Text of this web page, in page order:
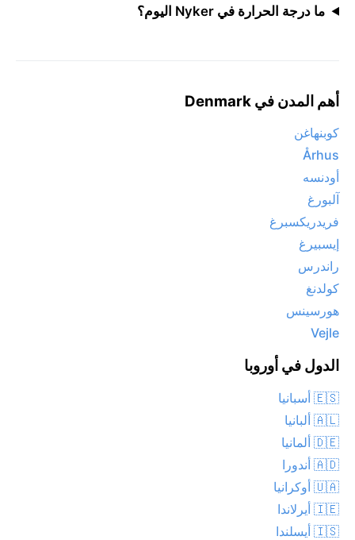
ما درجة الحرارة في Nyker اليوم؟
أهم المدن في Denmark
كوبنهاغن
Århus
أودنسه
آلبورغ
فريدريكسبرغ
إيسبيرغ
راندرس
كولدنغ
هورسينس
Vejle
الدول في أوروبا
🇪🇸 أسبانيا
🇦🇱 ألبانيا
🇩🇪 ألمانيا
🇦🇩 أندورا
🇺🇦 أوكرانيا
🇮🇪 أيرلاندا
🇮🇸 أيسلندا